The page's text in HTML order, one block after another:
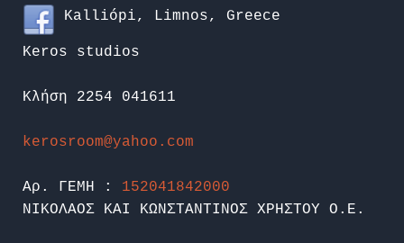
Kalliópi, Limnos, Greece
Keros studios
Κλήση 2254 041611
kerosroom@yahoo.com
Αρ. ΓΕΜΗ : 152041842000
ΝΙΚΟΛΑΟΣ ΚΑΙ ΚΩΝΣΤΑΝΤΙΝΟΣ ΧΡΗΣΤΟΥ Ο.Ε.